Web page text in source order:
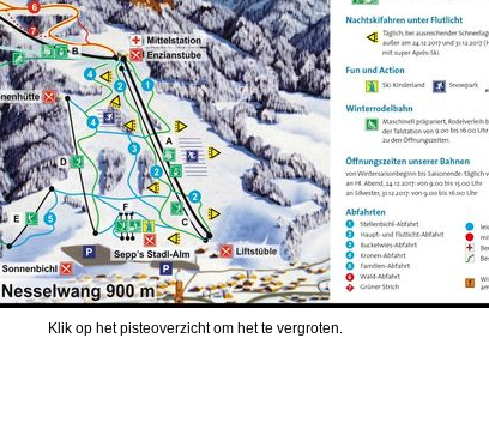
Klik op het pisteoverzicht om het te vergroten.